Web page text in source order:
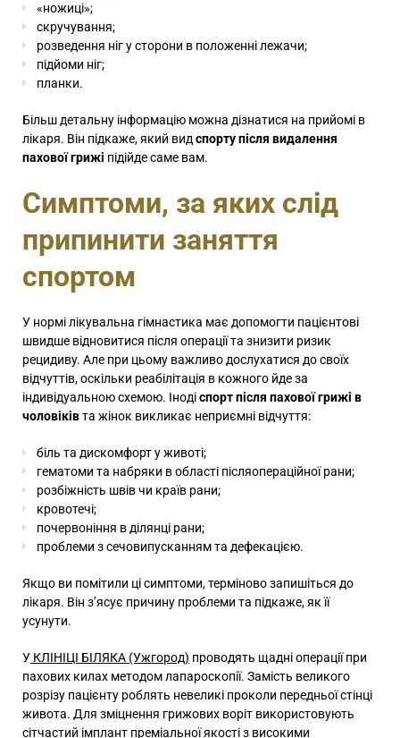
«ножиці»;
скручування;
розведення ніг у сторони в положенні лежачи;
підйоми ніг;
планки.
Більш детальну інформацію можна дізнатися на прийомі в
лікаря. Він підкаже, який видспорту після видалення
пахової грижі підійде саме вам.
Симптоми, за яких слід
припинити заняття
спортом
У нормі лікувальна гімнастика має допомогти пацієнтові
швидше відновитися після операції та знизити ризик
рецидиву. Але при цьому важливо дослухатися до своїх
відчуттів, оскільки реабілітація в кожного йде за
індивідуальною схемою. Інодіспорт після пахової грижі в
чоловіківта жінок викликає неприємні відчуття:
біль та дискомфорт у животі;
гематоми та набряки в області післяопераційної рани;
розбіжність швів чи країв рани;
кровотечі;
почервоніння в ділянці рани;
проблеми з сечовипусканням та дефекацією.
Якщо ви помітили ці симптоми, терміново запишіться до
лікаря. Він з’ясує причину проблеми та підкаже, як її
усунути.
У КЛІНІЦІ БІЛЯКА (Ужгород) проводять щадні операції при
пахових килах методом лапароскопії. Замість великого
розрізу пацієнту роблять невеликі проколи передньої стінці
живота. Для зміцнення грижових воріт використовують
сітчастий імплант преміальної якості з високими